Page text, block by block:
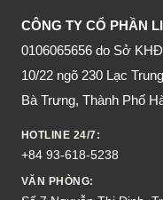
CÔNG TY CỔ PHẦN
0106065656 do Sở
10/22 ngõ 230 Lạc
Bà Trưng, Thành Phố
HOTLINE 24/7:
+84 93-618-5238
VĂN PHÒNG: